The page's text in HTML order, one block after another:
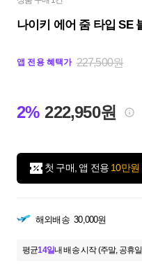
나이키 에어 줌 타입 SE
앱 전용 혜택가 227,500원
2% 222,950원
첫 구매, 앱 전용 10만원
해외배송 30,000원
평균14일내 배송 시작 (주말, 공휴